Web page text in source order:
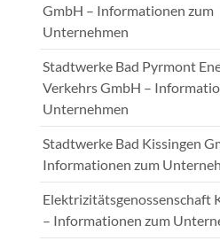
GmbH – Informationen zum
Unternehmen
Stadtwerke Bad Pyrmont
Verkehrs GmbH –
Unternehmen
Stadtwerke Bad Kissingen
Informationen zum
Elektrizitätsgenossenschaft
– Informationen zum